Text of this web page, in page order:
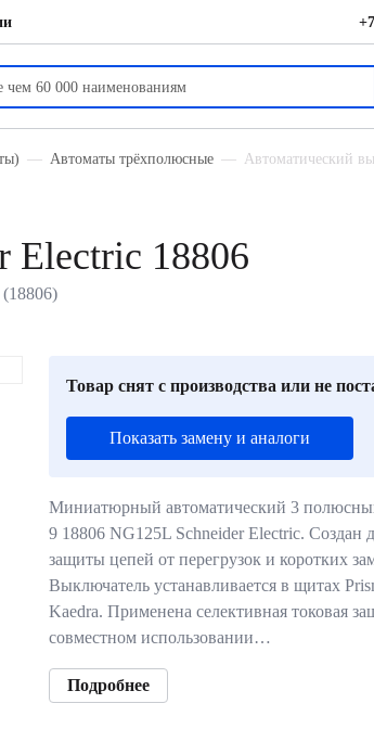
Автоматы трёхполюсные
Автоматический
Electric 18806
Товар снят с производства или не
Показать замену и аналоги
Миниатюрный автоматический 3
9 18806 NG125L Schneider Electric. Создан
защиты цепей от перегрузок и коротких
Выключатель устанавливается в щитах
Kaedra. Применена селективная токовая
совместном использовании…
Подробнее